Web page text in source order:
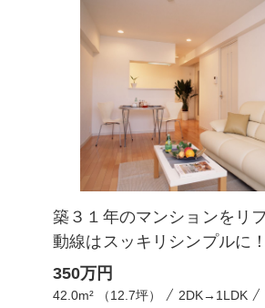
築３１年のマンションをリ
動線はスッキリシンプルに
い空間の実現
350万円
42.0m² （12.7坪） 2DK→1LDK